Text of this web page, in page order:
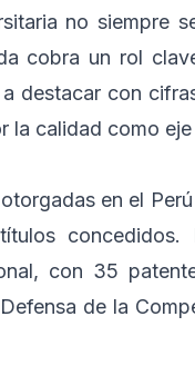
no siempre
cobra un rol
destacar con
la calidad como
en el
con 35
de la